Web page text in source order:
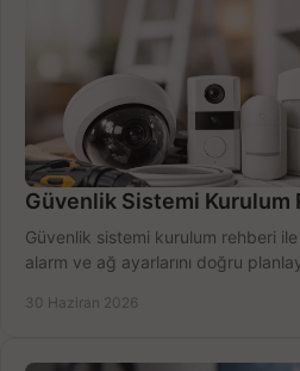
Güvenlik Sistemi Kurulum
Güvenlik sistemi kurulum rehberi ile
alarm ve ağ ayarlarını doğru
30 Haziran 2026